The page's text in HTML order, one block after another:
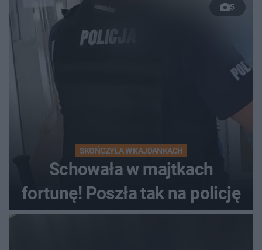
wyprzedzania zginął
kierowca auta
5
SKOŃCZYŁA W KAJDANKACH
Schowała w majtkach
fortunę! Poszła tak na policję